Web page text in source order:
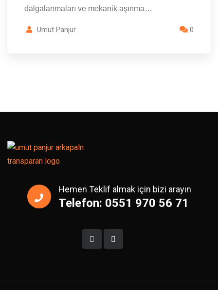
dalgalanmaları ve mekanik aşınma…
Umut Panjur 0
Hemen Teklif almak için bizi arayın
Telefon: 0551 970 56 71